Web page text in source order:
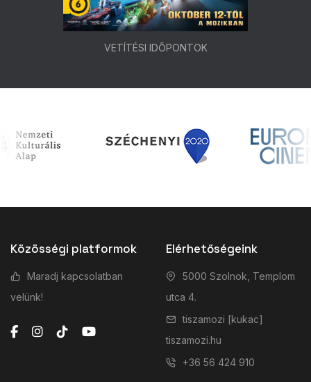
VETÍTÉSI IDŐPONTOK
Közösségi platformok
Maradj kapcsolatban
velünk!
Elérhetőségeink
5000 Szolnok, Templom
utca 4.
tiszamozi [kukac]
tiszamozi.hu
+36 56 424 910